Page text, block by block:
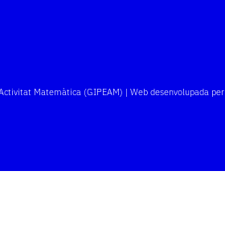
Matemàtica (GIPEAM) | Web desenvolupada per